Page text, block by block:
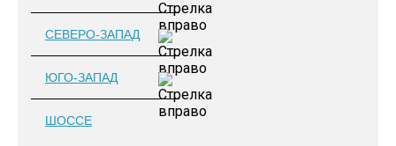
СЕВЕРО-ЗАПАД
ЮГО-ЗАПАД
ШОССЕ